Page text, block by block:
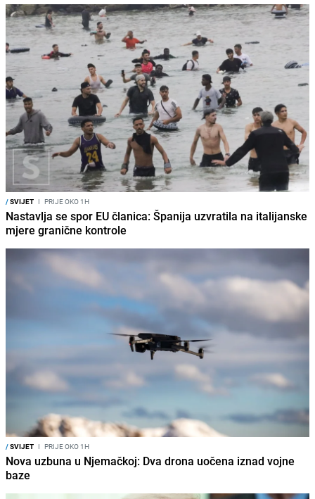
/SVIJET I PRIJE OKO 1H
Nastavlja se spor EU članica: Španija uzvratila na italijanske
mjere granične kontrole
/SVIJET I PRIJE OKO 1H
Nova uzbuna u Njemačkoj: Dva drona uočena iznad vojne
baze